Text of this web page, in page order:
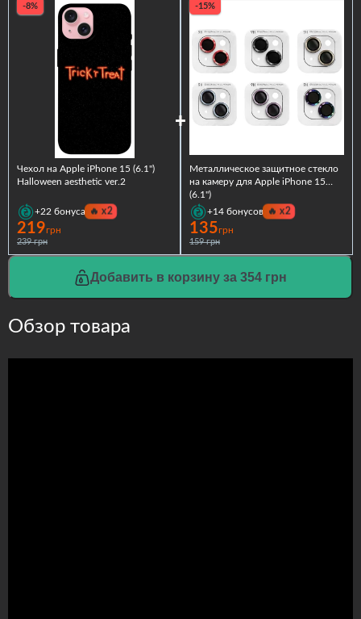
-8%
Чехол на Apple iPhone 15 (6.1")
Halloween aesthetic ver.2
+22 бонуса 🔥x2
219грн
239 грн
-15%
Металлическое защитное стекло
на камеру для Apple iPhone 15
(6.1")
+14 бонусов 🔥x2
135грн
159 грн
Добавить в корзину за 354 грн
Обзор товара